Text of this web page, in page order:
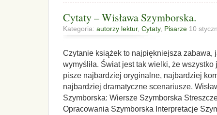
Cytaty – Wisława Szymborska.
Kategoria: autorzy lektur, Cytaty, Pisarze 10
Czytanie książek to najpiękniejsza zabawa,
wymyśliła. Świat jest tak wielki, że wszystko
pisze najbardziej oryginalne, najbardziej
najbardziej dramatyczne scenariusze.
Szymborska: Wiersze Szymborska
Opracowania Szymborska Interpretacje